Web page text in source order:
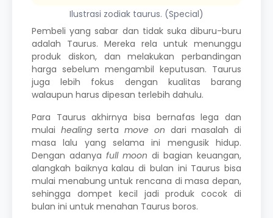
Ilustrasi zodiak taurus. (Special)
Pembeli yang sabar dan tidak suka diburu-buru
adalah Taurus. Mereka rela untuk menunggu
produk diskon, dan melakukan perbandingan
harga sebelum mengambil keputusan. Taurus
juga lebih fokus dengan kualitas barang
walaupun harus dipesan terlebih dahulu.
Para Taurus akhirnya bisa bernafas lega dan
mulai healingsertamove on dari masalah di
masa lalu yang selama ini mengusik hidup.
Dengan adanya full moon di bagian keuangan,
alangkah baiknya kalau di bulan ini Taurus bisa
mulai menabung untuk rencana di masa depan,
sehingga dompet kecil jadi produk cocok di
bulan ini untuk menahan Taurus boros.